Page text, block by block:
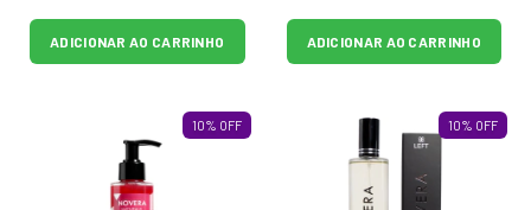
ADICIONAR AO CARRINHO ADICIONAR AO CARRINHO
10% OFF 10% OFF